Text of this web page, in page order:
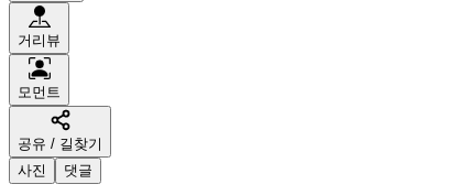
거리뷰
모먼트
공유 / 길찾기
사진
댓글